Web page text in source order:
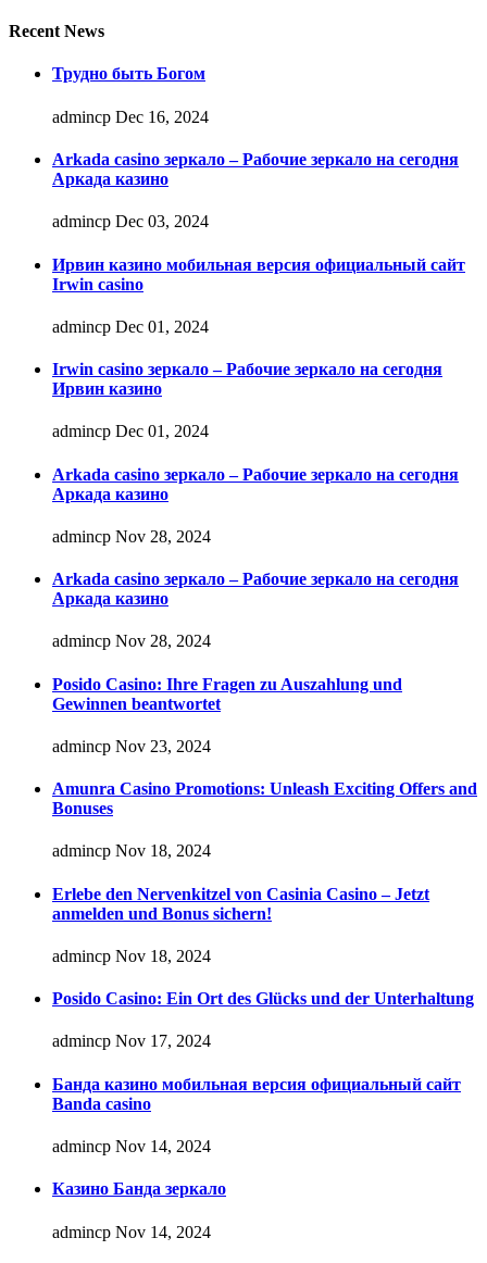
Recent News
Трудно быть Богом
admincp Dec 16, 2024
Arkada casino зеркало – Рабочие зеркало на сегодня
Аркада казино
admincp Dec 03, 2024
Ирвин казино мобильная версия официальный сайт
Irwin casino
admincp Dec 01, 2024
Irwin casino зеркало – Рабочие зеркало на сегодня
Ирвин казино
admincp Dec 01, 2024
Arkada casino зеркало – Рабочие зеркало на сегодня
Аркада казино
admincp Nov 28, 2024
Arkada casino зеркало – Рабочие зеркало на сегодня
Аркада казино
admincp Nov 28, 2024
Posido Casino: Ihre Fragen zu Auszahlung und
Gewinnen beantwortet
admincp Nov 23, 2024
Amunra Casino Promotions: Unleash Exciting Offers and
Bonuses
admincp Nov 18, 2024
Erlebe den Nervenkitzel von Casinia Casino – Jetzt
anmelden und Bonus sichern!
admincp Nov 18, 2024
Posido Casino: Ein Ort des Glücks und der Unterhaltung
admincp Nov 17, 2024
Банда казино мобильная версия официальный сайт
Banda casino
admincp Nov 14, 2024
Казино Банда зеркало
admincp Nov 14, 2024